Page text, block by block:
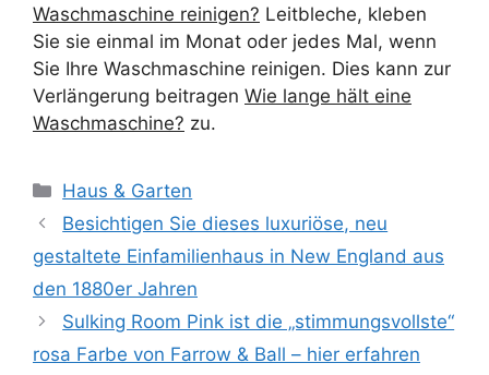
Waschmaschine reinigen? Leitbleche, kleben
Sie sie einmal im Monat oder jedes Mal, wenn
Sie Ihre Waschmaschine reinigen. Dies kann zur
Verlängerung beitragen Wie lange hält eine
Waschmaschine? zu.
Kategorien
Haus & Garten
Besichtigen Sie dieses luxuriöse, neu
gestaltete Einfamilienhaus in New England aus
den 1880er Jahren
Sulking Room Pink ist die „stimmungsvollste“
rosa Farbe von Farrow & Ball – hier erfahren